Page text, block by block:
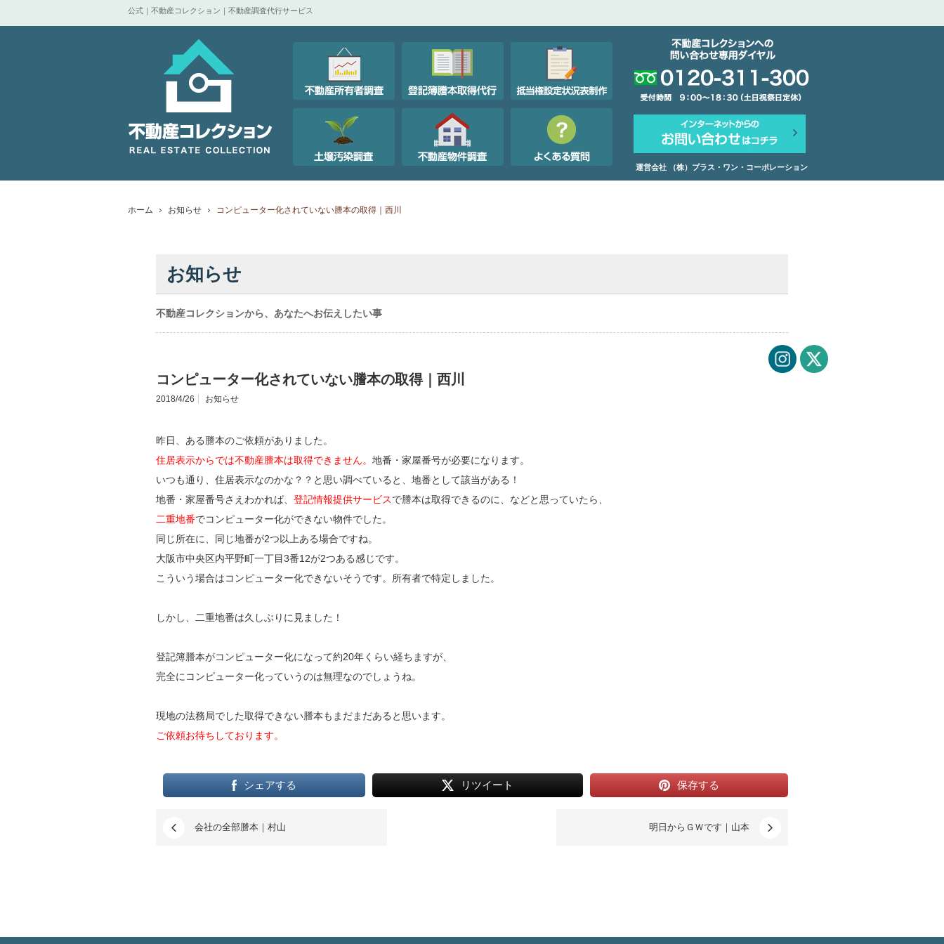
公式｜不動産コレクション｜不動産調査代行サービス
運営会社 （株）プラス・ワン・コーポレーション
ホーム お知らせ コンピューター化されていない謄本の取得｜西川
お知らせ
不動産コレクションから、あなたへお伝えしたい事
コンピューター化されていない謄本の取得｜西川
2018/4/26 お知らせ
昨日、ある謄本のご依頼がありました。
住居表示からでは不動産謄本は取得できません。 地番・家屋番号が必要になります。
いつも通り、住居表示なのかな？？と思い調べていると、地番として該当がある！
地番・家屋番号さえわかれば、 登記情報提供サービスで謄本は取得できるのに、などと思っていたら、
二重地番でコンピューター化ができない物件でした。
同じ所在に、同じ地番が2つ以上ある場合ですね。
大阪市中央区内平野町一丁目3番12が2つある感じです。
こういう場合はコンピューター化できないそうです。所有者で特定しました。
しかし、二重地番は久しぶりに見ました！
登記簿謄本がコンピューター化になって約20年くらい経ちますが、
完全にコンピューター化っていうのは無理なのでしょうね。
現地の法務局でした取得できない謄本もまだまだあると思います。
ご依頼お待ちしております。
シェアする リツイート 保存する
会社の全部謄本｜村山 明日からＧＷです｜山本